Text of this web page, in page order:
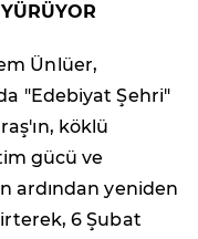
Ünlüer,
"Edebiyat Şehri"
köklü
gücü ve
ardından yeniden
6 Şubat